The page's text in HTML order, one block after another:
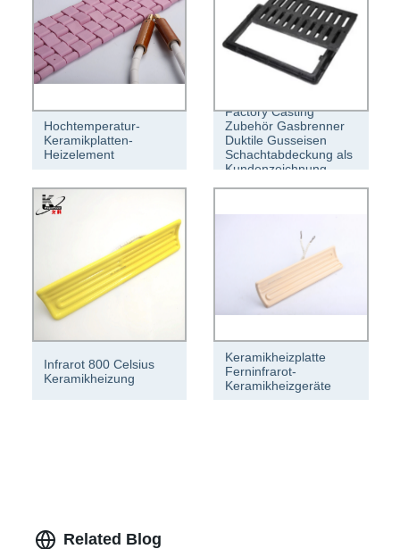
Hochtemperatur-
Keramikplatten-
Heizelement
Factory Casting
Zubehör Gasbrenner
Duktile Gusseisen
Schachtabdeckung als
Kundenzeichnung
Infrarot 800 Celsius
Keramikheizung
Keramikheizplatte
Ferninfrarot-
Keramikheizgeräte
Related Blog